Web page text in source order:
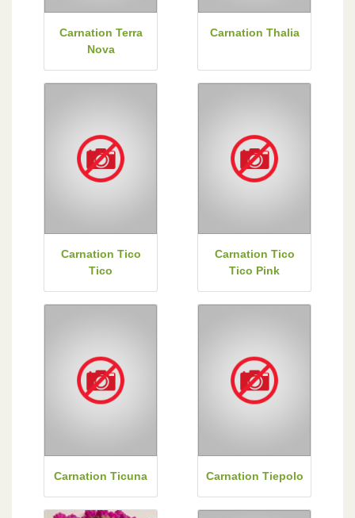
Carnation Terra
Nova
Carnation Thalia
Carnation Tico
Tico
Carnation Tico
Tico Pink
Carnation Ticuna Carnation Tiepolo